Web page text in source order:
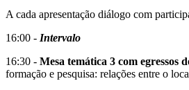
A cada apresentação diálogo com
16:00 - Intervalo
16:30 - Mesa temática 3 com egressos
formação e pesquisa: relações entre o